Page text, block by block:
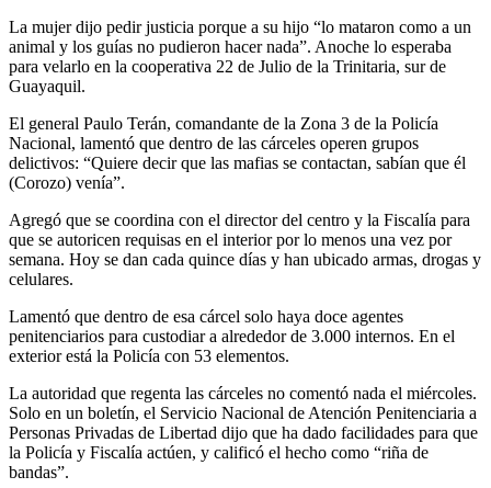
La mujer dijo pedir justicia porque a su hijo “lo mataron como a un
animal y los guías no pudieron hacer nada”. Anoche lo esperaba
para velarlo en la cooperativa 22 de Julio de la Trinitaria, sur de
Guayaquil.
El general Paulo Terán, comandante de la Zona 3 de la Policía
Nacional, lamentó que dentro de las cárceles operen grupos
delictivos: “Quiere decir que las mafias se contactan, sabían que él
(Corozo) venía”.
Agregó que se coordina con el director del centro y la Fiscalía para
que se autoricen requisas en el interior por lo menos una vez por
semana. Hoy se dan cada quince días y han ubicado armas, drogas y
celulares.
Lamentó que dentro de esa cárcel solo haya doce agentes
penitenciarios para custodiar a alrededor de 3.000 internos. En el
exterior está la Policía con 53 elementos.
La autoridad que regenta las cárceles no comentó nada el miércoles.
Solo en un boletín, el Servicio Nacional de Atención Penitenciaria a
Personas Privadas de Libertad dijo que ha dado facilidades para que
la Policía y Fiscalía actúen, y calificó el hecho como “riña de
bandas”.